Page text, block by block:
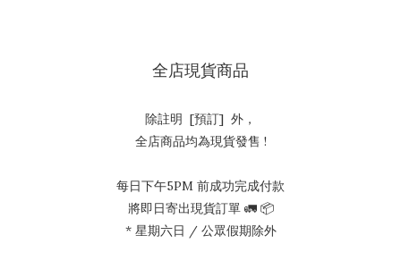
全店現貨商品
除註明 [預訂] 外，
全店商品均為現貨發售 !
每日下午5PM 前成功完成付款
將即日寄出現貨訂單 🚛 📦
* 星期六日 / 公眾假期除外